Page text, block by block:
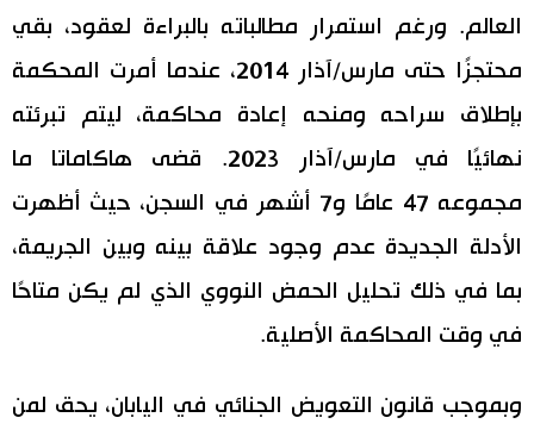
العالم. ورغم استمرار مطالباته بالبراءة لعقود، بقي
محتجزًا حتى مارس/آذار 2014، عندما أمرت المحكمة
بإطلاق سراحه ومنحه إعادة محاكمة، ليتم تبرئته
نهائيًا في مارس/آذار 2023. قضى هاكاماتا ما
مجموعه 47 عامًا و7 أشهر في السجن، حيث أظهرت
الأدلة الجديدة عدم وجود علاقة بينه وبين الجريمة،
بما في ذلك تحليل الحمض النووي الذي لم يكن متاحًا
في وقت المحاكمة الأصلية.
وبموجب قانون التعويض الجنائي في اليابان، يحق لمن